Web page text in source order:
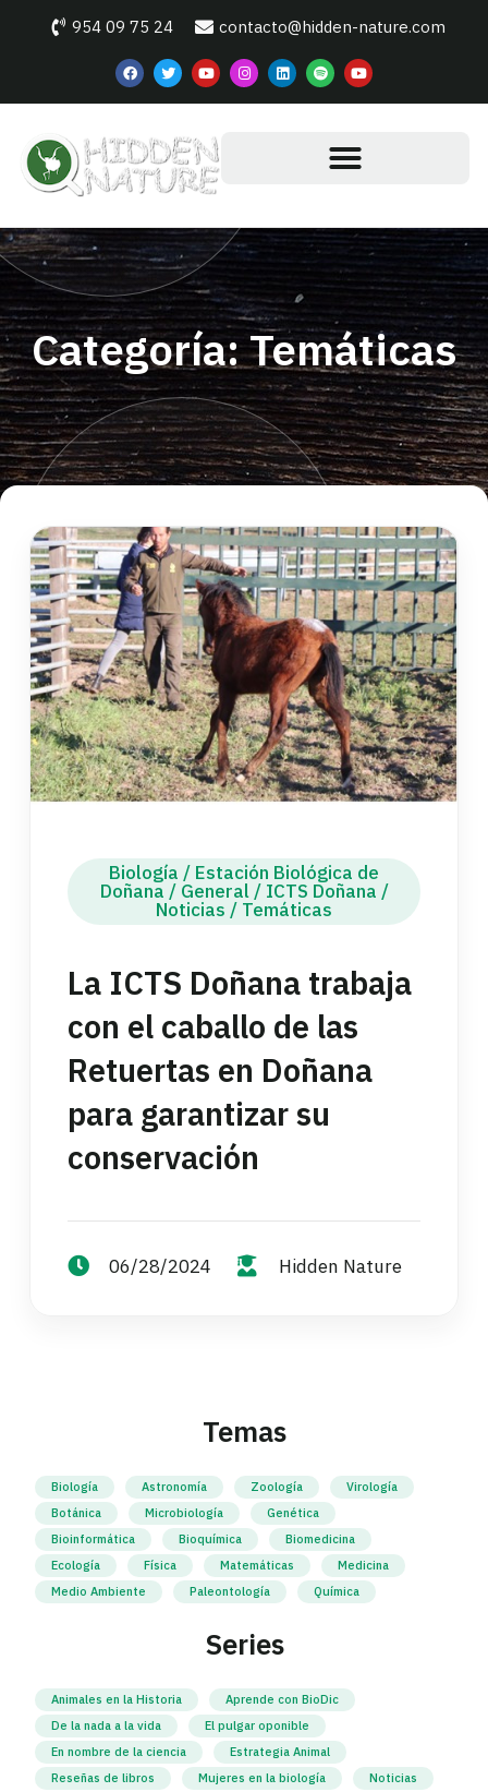
954 09 75 24 contacto@hidden-nature.com
Categoría: Temáticas
Biología / Estación Biológica de
Doñana / General/ ICTS Doñana /
Noticias / Temáticas
La ICTS Doñana trabaja
con el caballo de las
Retuertas en Doñana
para garantizar su
conservación
06/28/2024 Hidden Nature
Temas
Biología Astronomía Zoología
Virología
Botánica
Microbiología
Genética
Bioinformática
Bioquímica
Biomedicina
Ecología
Física Matemáticas
Medicina
Medio Ambiente
Paleontología Química
Series
Animales en la Historia
Aprende con BioDic
De la nada a la vida
El pulgar oponible
En nombre de la ciencia
Estrategia Animal
Reseñas de libros
Mujeres en la biología Noticias